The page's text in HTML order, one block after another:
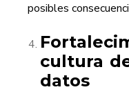
posibles
cultura
datos